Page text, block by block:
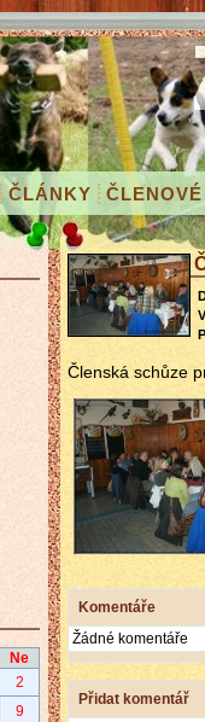
ČLÁNKY ČLENOVÉ
Členská schůze
Komentáře
Žádné komentáře
Přidat komentář
Ne
2
9